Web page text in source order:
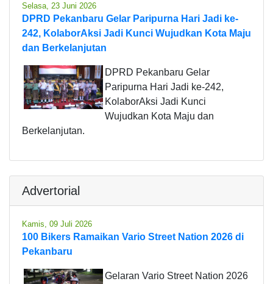
Selasa, 23 Juni 2026
DPRD Pekanbaru Gelar Paripurna Hari Jadi ke-
242, KolaborAksi Jadi Kunci Wujudkan Kota Maju
dan Berkelanjutan
DPRD Pekanbaru Gelar
Paripurna Hari Jadi ke-242,
KolaborAksi Jadi Kunci
Wujudkan Kota Maju dan
Berkelanjutan.
Advertorial
Kamis, 09 Juli 2026
100 Bikers Ramaikan Vario Street Nation 2026 di
Pekanbaru
Gelaran Vario Street Nation 2026